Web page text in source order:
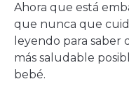
Ahora que está
que nunca que
leyendo para
más saludable
bebé.